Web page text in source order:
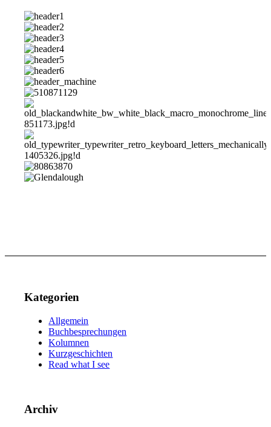
Kategorien
Allgemein
Buchbesprechungen
Kolumnen
Kurzgeschichten
Read what I see
Archiv